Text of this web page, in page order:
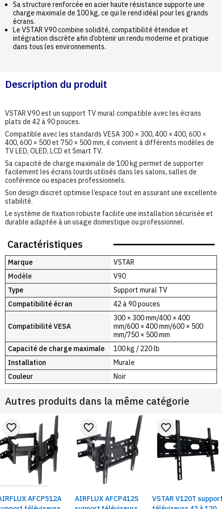
Sa structure renforcée en acier haute résistance supporte une
charge maximale de 100 kg, ce qui le rend idéal pour les grands
écrans.
Le VSTAR V90 combine solidité, compatibilité étendue et
intégration discrète afin d’obtenir un rendu moderne et pratique
dans tous les environnements.
Description du produit
VSTAR V90 est un support TV mural compatible avec les écrans
plats de 42 à 90 pouces.
Compatible avec les standards VESA 300 × 300, 400 × 400, 600 ×
400, 600 × 500 et 750 × 500 mm, il convient à différents modèles de
TV LED, OLED, LCD et Smart TV.
Sa capacité de charge maximale de 100 kg permet de supporter
facilement les écrans lourds utilisés dans les salons, salles de
conférence ou espaces professionnels.
Son design discret optimise l’espace tout en assurant une excellente
stabilité.
Le système de fixation robuste facilite une installation sécurisée et
durable adaptée à un usage domestique ou professionnel.
Caractéristiques
Marque
VSTAR
Modèle
V90
Type
Support mural TV
Compatibilité écran
42 à 90 pouces
Compatibilité VESA
300 × 300 mm/400 × 400
mm/600 × 400 mm/600 × 500
mm/750 × 500 mm
Capacité de charge maximale
100 kg / 220 lb
Installation
Murale
Couleur
Noir
Autres produits dans la même catégorie
AFCP512A
favorite_border
AIRFLUX AFCP412S
favorite_border
VSTAR V120T
favorite_border